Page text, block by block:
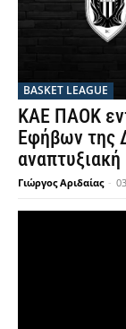
BASKET LEAGUE
ΚΑΕ ΠΑΟΚ
Εφήβων της
αναπτυξιακή
Γιώργος Αριδαίας -